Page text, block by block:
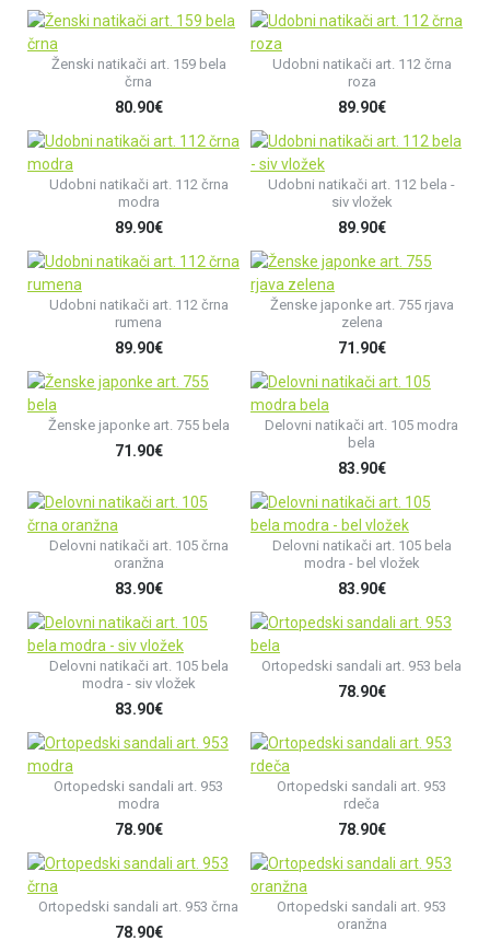
Ženski natikači art. 159 bela
črna
80.90€
Udobni natikači art. 112 črna
roza
89.90€
Udobni natikači art. 112 črna
modra
89.90€
Udobni natikači art. 112 bela -
siv vložek
89.90€
Udobni natikači art. 112 črna
rumena
89.90€
Ženske japonke art. 755 rjava
zelena
71.90€
Ženske japonke art. 755 bela
71.90€
Delovni natikači art. 105 modra
bela
83.90€
Delovni natikači art. 105 črna
oranžna
83.90€
Delovni natikači art. 105 bela
modra - bel vložek
83.90€
Delovni natikači art. 105 bela
modra - siv vložek
83.90€
Ortopedski sandali art. 953 bela
78.90€
Ortopedski sandali art. 953
modra
78.90€
Ortopedski sandali art. 953
rdeča
78.90€
Ortopedski sandali art. 953 črna
78.90€
Ortopedski sandali art. 953
oranžna